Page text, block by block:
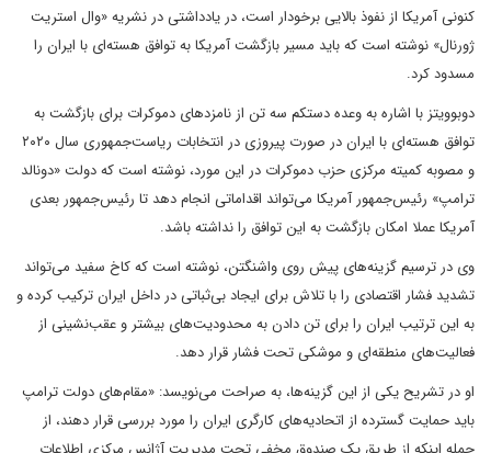
کنونی آمریکا از نفوذ بالایی برخودار است، در یادداشتی در نشریه «وال استریت
ژورنال» نوشته است که باید مسیر بازگشت آمریکا به توافق هسته‌ای با ایران را
مسدود کرد.
دوبوویتز با اشاره به وعده دستکم سه تن از نامزدهای دموکرات برای بازگشت به
توافق هسته‌‌ای با ایران در صورت پیروزی در انتخابات ریاست‌جمهوری سال ۲۰۲۰
و مصوبه کمیته مرکزی حزب دموکرات در این مورد، نوشته است که دولت «دونالد
ترامپ» رئیس‌جمهور آمریکا می‌تواند اقداماتی انجام دهد تا رئیس‌جمهور بعدی
آمریکا عملا امکان بازگشت به این توافق را نداشته باشد.
وی در ترسیم گزینه‌های پیش روی واشنگتن، نوشته است که کاخ سفید می‌تواند
تشدید فشار اقتصادی را با تلاش برای ایجاد بی‌ثباتی در داخل ایران ترکیب کرده و
به این ترتیب ایران را برای تن دادن به محدودیت‌های بیشتر و عقب‌نشینی از
فعالیت‌های منطقه‌ای و موشکی تحت فشار قرار دهد.
او در تشریح یکی از این گزینه‌ها، به صراحت می‌نویسد: «مقام‌های دولت ترامپ
باید حمایت گسترده از اتحادیه‌های کارگری ایران را مورد بررسی قرار دهند، از